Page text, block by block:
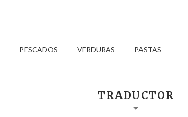
PESCADOS VERDURAS PASTAS
TRADUCTOR